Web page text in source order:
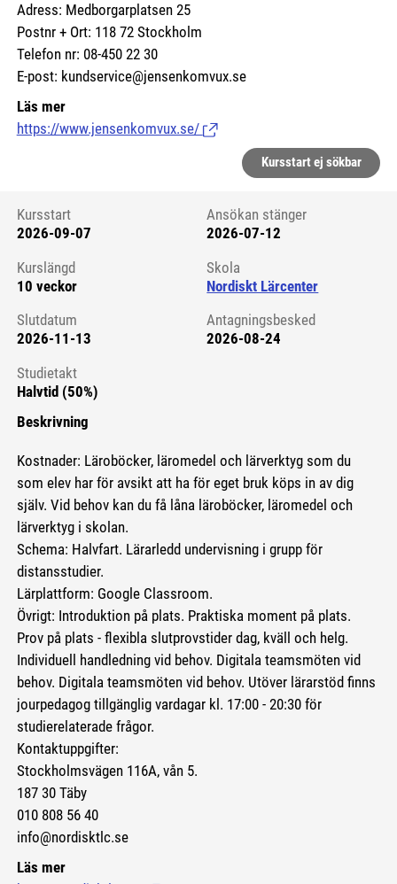
Adress: Medborgarplatsen 25
Postnr + Ort: 118 72 Stockholm
Telefon nr: 08-450 22 30
E-post: kundservice@jensenkomvux.se
Läs mer
https://www.jensenkomvux.se/ (Länk till extern sida.)
Kursstart ej sökbar
Kursstart 6248939
Kursstart
2026-09-07
Ansökan stänger
2026-07-12
Kurslängd
10 veckor
Skola
Nordiskt Lärcenter
Slutdatum
2026-11-13
Antagningsbesked
2026-08-24
Studietakt
Halvtid (50%)
Beskrivning
Kostnader: Läroböcker, läromedel och lärverktyg som du
som elev har för avsikt att ha för eget bruk köps in av dig
själv. Vid behov kan du få låna läroböcker, läromedel och
lärverktyg i skolan.
Schema: Halvfart. Lärarledd undervisning i grupp för
distansstudier.
Lärplattform: Google Classroom.
Övrigt: Introduktion på plats. Praktiska moment på plats.
Prov på plats - flexibla slutprovstider dag, kväll och helg.
Individuell handledning vid behov. Digitala teamsmöten vid
behov. Digitala teamsmöten vid behov. Utöver lärarstöd finns
jourpedagog tillgänglig vardagar kl. 17:00 - 20:30 för
studierelaterade frågor.
Kontaktuppgifter:
Stockholmsvägen 116A, vån 5.
187 30 Täby
010 808 56 40
info@nordisktlc.se
Läs mer